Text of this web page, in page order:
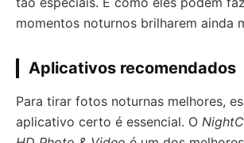
momentos noturnos brilharem ainda
Aplicativos recomendados
Para tirar fotos noturnas melhores,
aplicativo certo é essencial. O